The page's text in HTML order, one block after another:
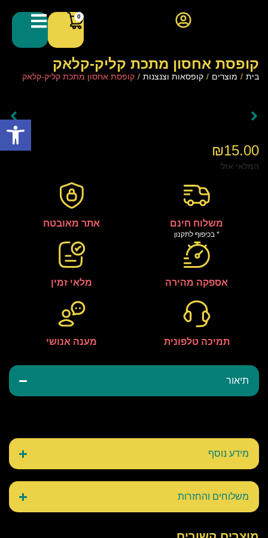
0
קופסת אחסון מתכת קליק-קלאק
בית / מוצרים / קופסאות וצנצנות / קופסת אחסון מתכת קליק-קלאק
תיאור
מידע נוסף
משלוחים והחזרות
₪15.00
המלאי אזל
משלוח חינם
* בכיפוף לתקנון
אתר מאובטח
אספקה מהירה מלאי זמין
תמיכה טלפונית מענה אנושי
פתח